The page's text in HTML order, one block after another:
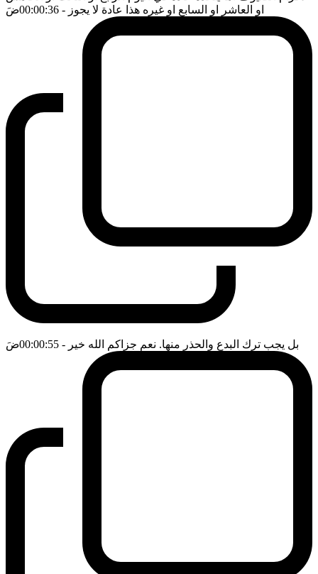
او العاشر او السابع او غيره هذا عادة لا يجوز - 00:00:36 ضَ
بل يجب ترك البدع والحذر منها. نعم جزاكم الله خير - 00:00:55 ضَ